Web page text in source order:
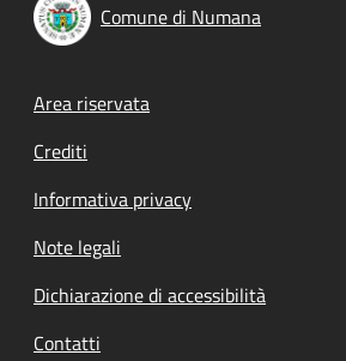
Comune di Numana
Footer menu
Area riservata
Crediti
Informativa privacy
Note legali
Dichiarazione di accessibilità
Contatti